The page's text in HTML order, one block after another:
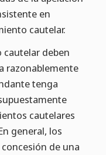
en
cautelar.
deben
razonablemente
tenga
cautelares
general, los
de una